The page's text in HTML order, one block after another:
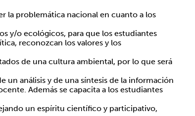
la problemática nacional en cuanto a los
y/o ecológicos, para que los estudiantes
reconozcan los valores y los
de una cultura ambiental, por lo que será
un análisis y de una síntesis de la información
Además se capacita a los estudiantes
un espíritu científico y participativo,